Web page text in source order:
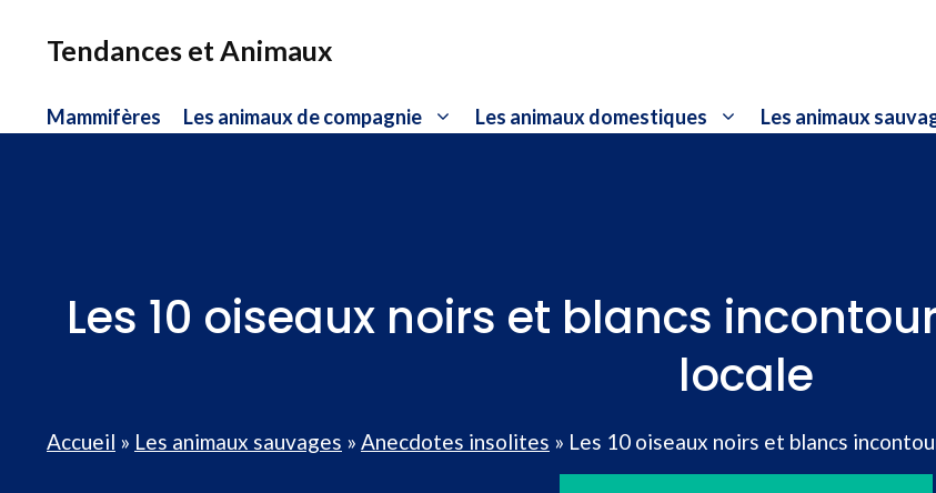
Tendances et Animaux
Mammifères Les animaux de compagnie Les animaux domestiques Les animaux
Les 10 oiseaux noirs et blancs
locale
Accueil » Les animaux sauvages » Anecdotes insolites » Les 10 oiseaux noirs et blancs